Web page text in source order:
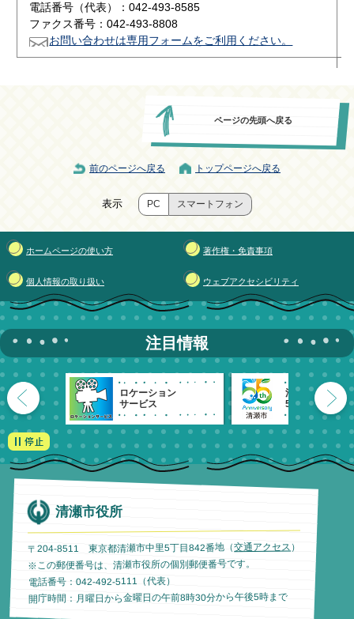
電話番号（代表）：042-493-8585
ファクス番号：042-493-8808
お問い合わせは専用フォームをご利用ください。
ページの先頭へ戻る
前のページへ戻る トップページへ戻る
表示 PC スマートフォン
ホームページの使い方 著作権・免責事項
個人情報の取り扱い ウェブアクセシビリティ
注目情報
ロケーション
サービス
清瀬市
55周年記念
清瀬市役所
〒204-8511 東京都清瀬市中里5丁目842番地（交通アクセス ）
※この郵便番号は、清瀬市役所の個別郵便番号です。
電話番号：042-492-5111（代表）
開庁時間：月曜日から金曜日の午前8時30分から午後5時まで